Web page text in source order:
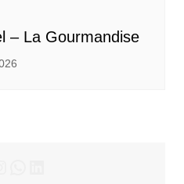
– La Gourmandise